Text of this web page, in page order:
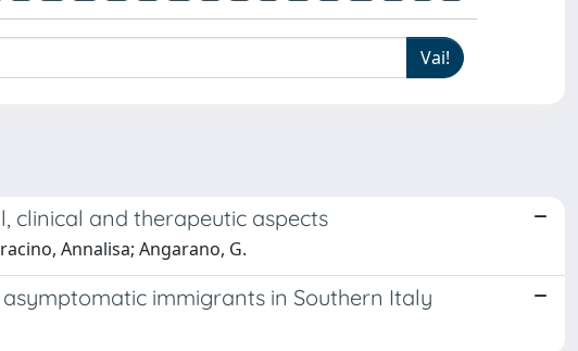
clinical and therapeutic aspects
Annalisa; Angarano, G.
immigrants in Southern Italy